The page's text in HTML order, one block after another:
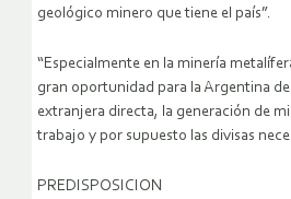
geológico minero que tiene el país”.
“Especialmente en la minería
gran oportunidad para la Argentina
extranjera directa, la generación de
trabajo y por supuesto las divisas
PREDISPOSICION